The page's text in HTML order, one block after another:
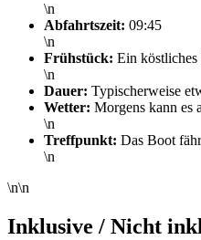
\n
Abfahrtszeit: 09:45
\n
Frühstück: Ein
\n
Dauer: Typischerweise
Wetter: Morgens kann es
\n
Treffpunkt: Das Boot
\n
\n\n
Inklusive / Nicht